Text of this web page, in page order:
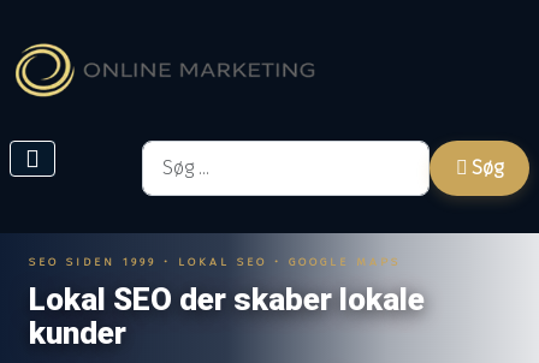
Søg
Søg
SEO SIDEN 1999 • LOKAL SEO • GOOGLE MAPS
Lokal SEO der skaber lokale
kunder